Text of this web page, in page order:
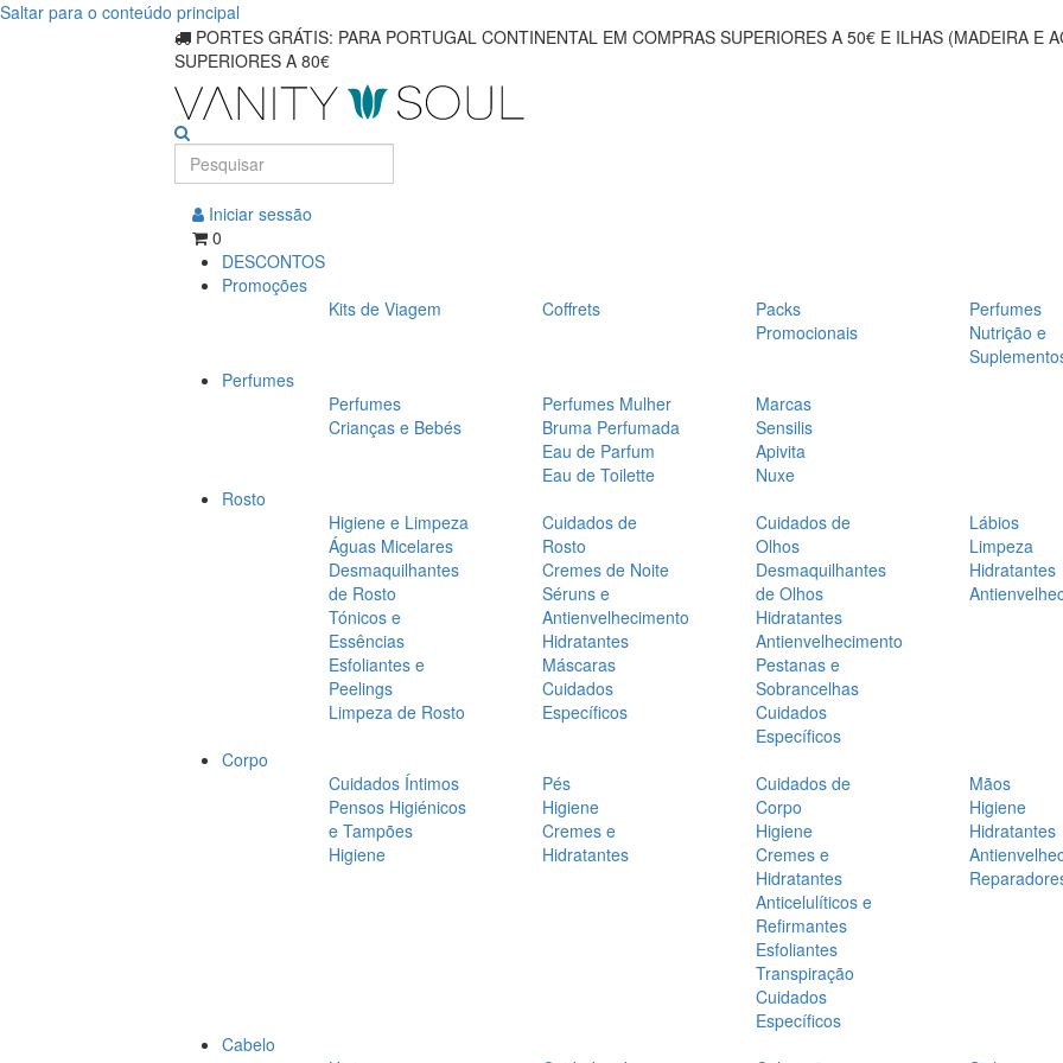
Saltar para o conteúdo principal
Descubra
essenciais
PORTES GRÁTIS: PARA PORTUGAL CONTINENTAL EM COMPRAS SUPERIORES A 50€ E ILHAS (MADEIRA E
SUPERIORES A 80€
Iniciar sessão
0
DESCONTOS
Promoções
Kits de Viagem
Coffrets
Packs
Promocionais
Perfumes
Nutrição e
Perfumes
Perfumes
Crianças e Bebés
Perfumes Mulher
Bruma Perfumada
Eau de Parfum
Eau de Toilette
Marcas
Sensilis
Apivita
Nuxe
Rosto
Higiene e Limpeza
Águas Micelares
Desmaquilhantes
de Rosto
Tónicos e
Essências
Esfoliantes e
Peelings
Limpeza de Rosto
Cuidados de
Rosto
Cremes de Noite
Séruns e
Antienvelhecimento
Hidratantes
Máscaras
Cuidados
Específicos
Cuidados de
Olhos
Desmaquilhantes
de Olhos
Hidratantes
Antienvelhecimento
Pestanas e
Sobrancelhas
Cuidados
Específicos
Lábios
Limpeza
Hidratantes
Corpo
Cuidados Íntimos
Pensos Higiénicos
e Tampões
Higiene
Pés
Higiene
Cremes e
Hidratantes
Cuidados de
Corpo
Higiene
Cremes e
Hidratantes
Anticelulíticos e
Refirmantes
Esfoliantes
Transpiração
Cuidados
Específicos
Mãos
Higiene
Hidratantes
Cabelo